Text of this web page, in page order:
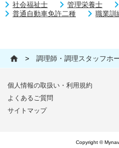
社会福祉士
管理栄養士
普通自動車免許二種
職業訓
> 調理師・調理スタッフホ
個人情報の取扱い・利用規約
よくあるご質問
サイトマップ
Copyright ©